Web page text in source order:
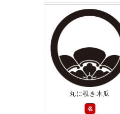
丸に覗き木瓜
名